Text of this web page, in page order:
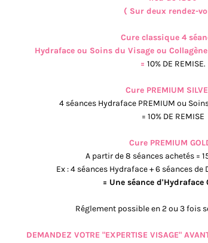
( Sur deux rendez-
Cure classique 4
Hydraface ou Soins du Visage ou
= 10% DE REMISE.
Cure PREMIUM
4 séances Hydraface PREMIUM ou
= 10% DE REMISE
Cure PREMIUM
A partir de 8 séances achetés =
Ex : 4 séances Hydraface + 6 séances
= Une séance d'Hydraface
Réglement possible en 2 ou 3 fois
DEMANDEZ VOTRE "EXPERTISE VISAGE"